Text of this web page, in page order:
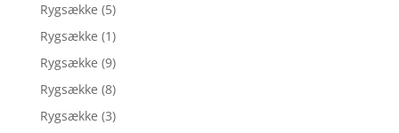
Rygsække (5)
Rygsække (1)
Rygsække (9)
Rygsække (8)
Rygsække (3)